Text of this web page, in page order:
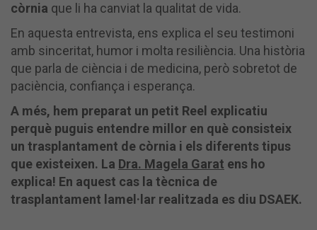
còrnia que li ha canviat la qualitat de vida.
En aquesta entrevista, ens explica el seu testimoni
amb sinceritat, humor i molta resiliència. Una història
que parla de ciència i de medicina, però sobretot de
paciència, confiança i esperança.
A més, hem preparat un petit Reel explicatiu
perquè puguis entendre millor en què consisteix
un trasplantament de còrnia i els diferents tipus
que existeixen. La Dra. Magela Garat ens ho
explica! En aquest cas la tècnica de
trasplantament lamel·lar realitzada es diu DSAEK.